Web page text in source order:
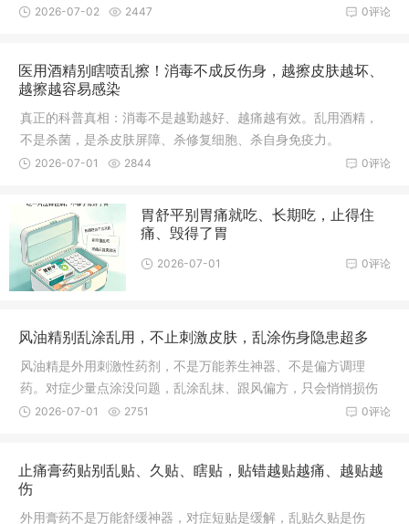
状。
0评论
2026-07-02 2447
医用酒精别瞎喷乱擦！消毒不成反伤身，越擦皮肤越坏、
越擦越容易感染
真正的科普真相：消毒不是越勤越好、越痛越有效。乱用酒精，
不是杀菌，是杀皮肤屏障、杀修复细胞、杀自身免疫力。
0评论
2026-07-01 2844
胃舒平别胃痛就吃、长期吃，止得住
痛、毁得了胃
0评论
2026-07-01
风油精别乱涂乱用，不止刺激皮肤，乱涂伤身隐患超多
风油精是外用刺激性药剂，不是万能养生神器、不是偏方调理
药。对症少量点涂没问题，乱涂乱抹、跟风偏方，只会悄悄损伤
皮肤、黏膜和神经。
0评论
2026-07-01 2751
止痛膏药贴别乱贴、久贴、瞎贴，贴错越贴越痛、越贴越
伤
外用膏药不是万能舒缓神器，对症短贴是缓解，乱贴久贴是伤